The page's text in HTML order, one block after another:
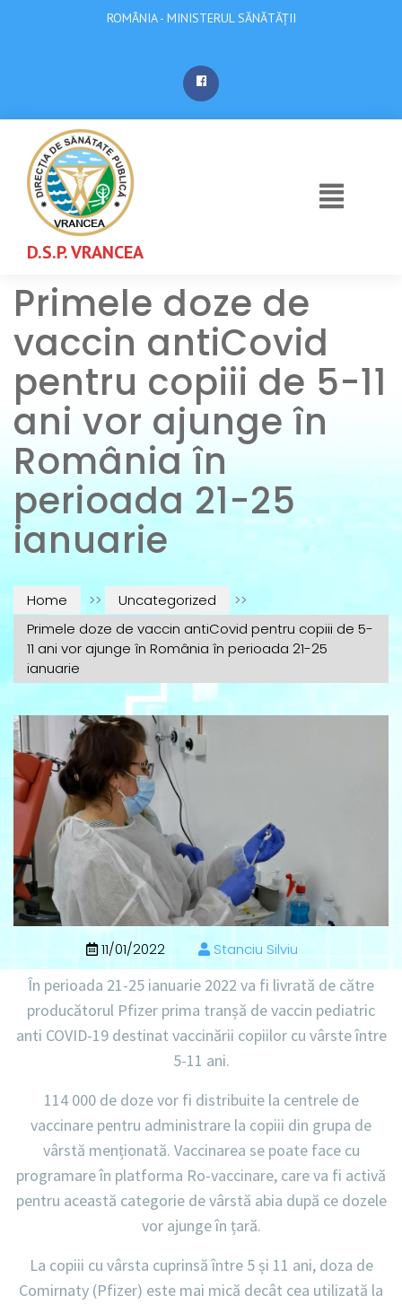
ROMÂNIA - MINISTERUL SĂNĂTĂȚII
D.S.P. VRANCEA
Primele doze de
vaccin antiCovid
pentru copiii de 5-11
ani vor ajunge în
România în
perioada 21-25
ianuarie
Home >> Uncategorized
>>
Primele doze de vaccin antiCovid pentru copiii de 5-
11 ani vor ajunge în România în perioada 21-25
ianuarie
11/01/2022 Stanciu Silviu
În perioada 21-25 ianuarie 2022 va fi livrată de către
producătorul Pfizer prima tranșă de vaccin pediatric
anti COVID-19 destinat vaccinării copiilor cu vârste între
5-11 ani.
114 000 de doze vor fi distribuite la centrele de
vaccinare pentru administrare la copiii din grupa de
vârstă menționată. Vaccinarea se poate face cu
programare în platforma Ro-vaccinare, care va fi activă
pentru această categorie de vârstă abia după ce dozele
vor ajunge în țară.
La copiii cu vârsta cuprinsă între 5 și 11 ani, doza de
Comirnaty (Pfizer) este mai mică decât cea utilizată la